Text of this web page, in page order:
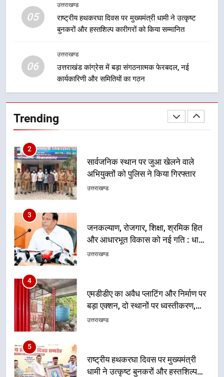
05
उत्तराखण्ड
राष्ट्रीय हथकरघा दिवस पर मुख्यमंत्री धामी ने उत्कृष्ट
बुनकरों और हस्तशिल्प कारीगरों को किया सम्मानित
06
उत्तराखण्ड
उत्तराखंड कांग्रेस में बड़ा संगठनात्मक फेरबदल, नई
कार्यकारिणी और समितियों का गठन
Trending
निर्देश, सुरक्षा मानकों से कोई समझौता
नहींः डीएम
1
खेल महाकुंभ 2026ः 01 सितंबर से सजेगा
प्रतिभा का प्रदर्शन
अभियुक्तों को पुलिस ने किया गिरफ्तार
3
जनकल्याण, रोजगार, शिक्षा, श्रमिक हित
और आधारभूत विकास को नई गति : धामी
कैबिनेट के ऐतिहासिक फैसले
उत्तराखण्ड
4
एमडीडीए का अवैध प्लाटिंग और निर्माण पर
बड़ा एक्शन, दो स्थानों पर ध्वस्तीकरण,
मसूरी मार्ग पर अवैध निर्माण सील
उत्तराखण्ड
5
राष्ट्रीय हथकरघा दिवस पर मुख्यमंत्री
धामी ने उत्कृष्ट बुनकरों और हस्तशिल्प
कारीगरों को किया सम्मानित
उत्तराखण्ड
6
उत्तराखंड कांग्रेस में बड़ा संगठनात्मक
फेरबदल, नई कार्यकारिणी और समितियों